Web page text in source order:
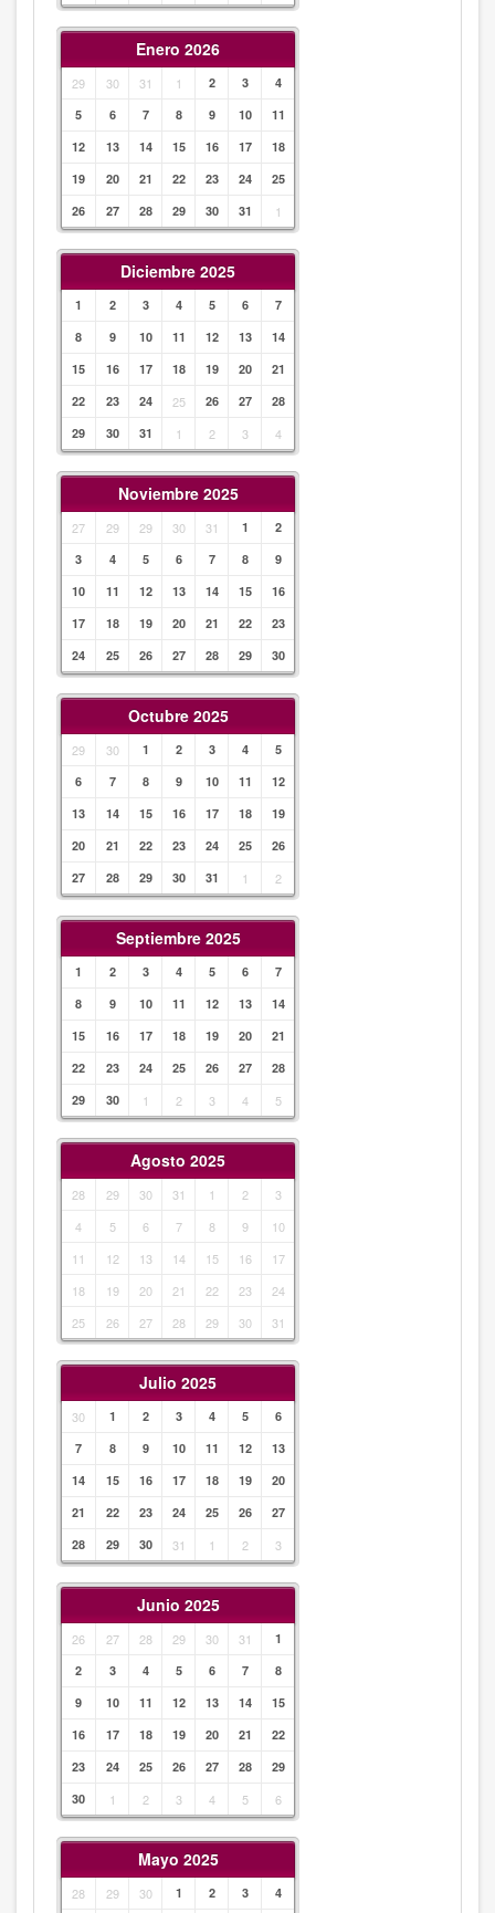
Enero 2026
29 30 31 1 2 3
4
5
6 7 8 9 10
11
12
13 14 15 16 17
18
19
20 21 22 23 24
25
26
27 28 29 30 31 1
Diciembre 2025
1 2 3 4 5 6
7
8
9 10 11 12 13
14
15
16 17 18 19 20
21
22
23 24 25 26 27
28
29
30 31 1 2 3 4
Noviembre 2025
27 29 29 30 31 1
2
3
4 5 6 7 8
9
10
11 12 13 14 15
16
17
18 19 20 21 22
23
24
25 26 27 28 29 30
Octubre 2025
29 30 1 2 3 4
5
6
7 8 9 10 11
12
13
14 15 16 17 18
19
20
21 22 23 24 25
26
27
28 29 30 31 1 2
Septiembre 2025
1 2 3 4 5 6
7
8
9 10 11 12 13
14
15
16 17 18 19 20
21
22
23 24 25 26 27
28
29
30 1 2 3 4 5
Agosto 2025
28 29 30 31 1 2
3
4
5 6 7 8 9
10
11
12 13 14 15 16
17
18
19 20 21 22 23
24
25
26 27 28 29 30 31
Julio 2025
30 1 2 3 4 5
6
7
8 9 10 11 12
13
14
15 16 17 18 19
20
21
22 23 24 25 26
27
28
29 30 31 1 2 3
Junio 2025
26 27 28 29 30 31
1
2
3 4 5 6 7
8
9
10 11 12 13 14
15
16
17 18 19 20 21
22
23
24 25 26 27 28
29
30
1 2 3 4 5 6
Mayo 2025
28 29 30 1 2 3 4